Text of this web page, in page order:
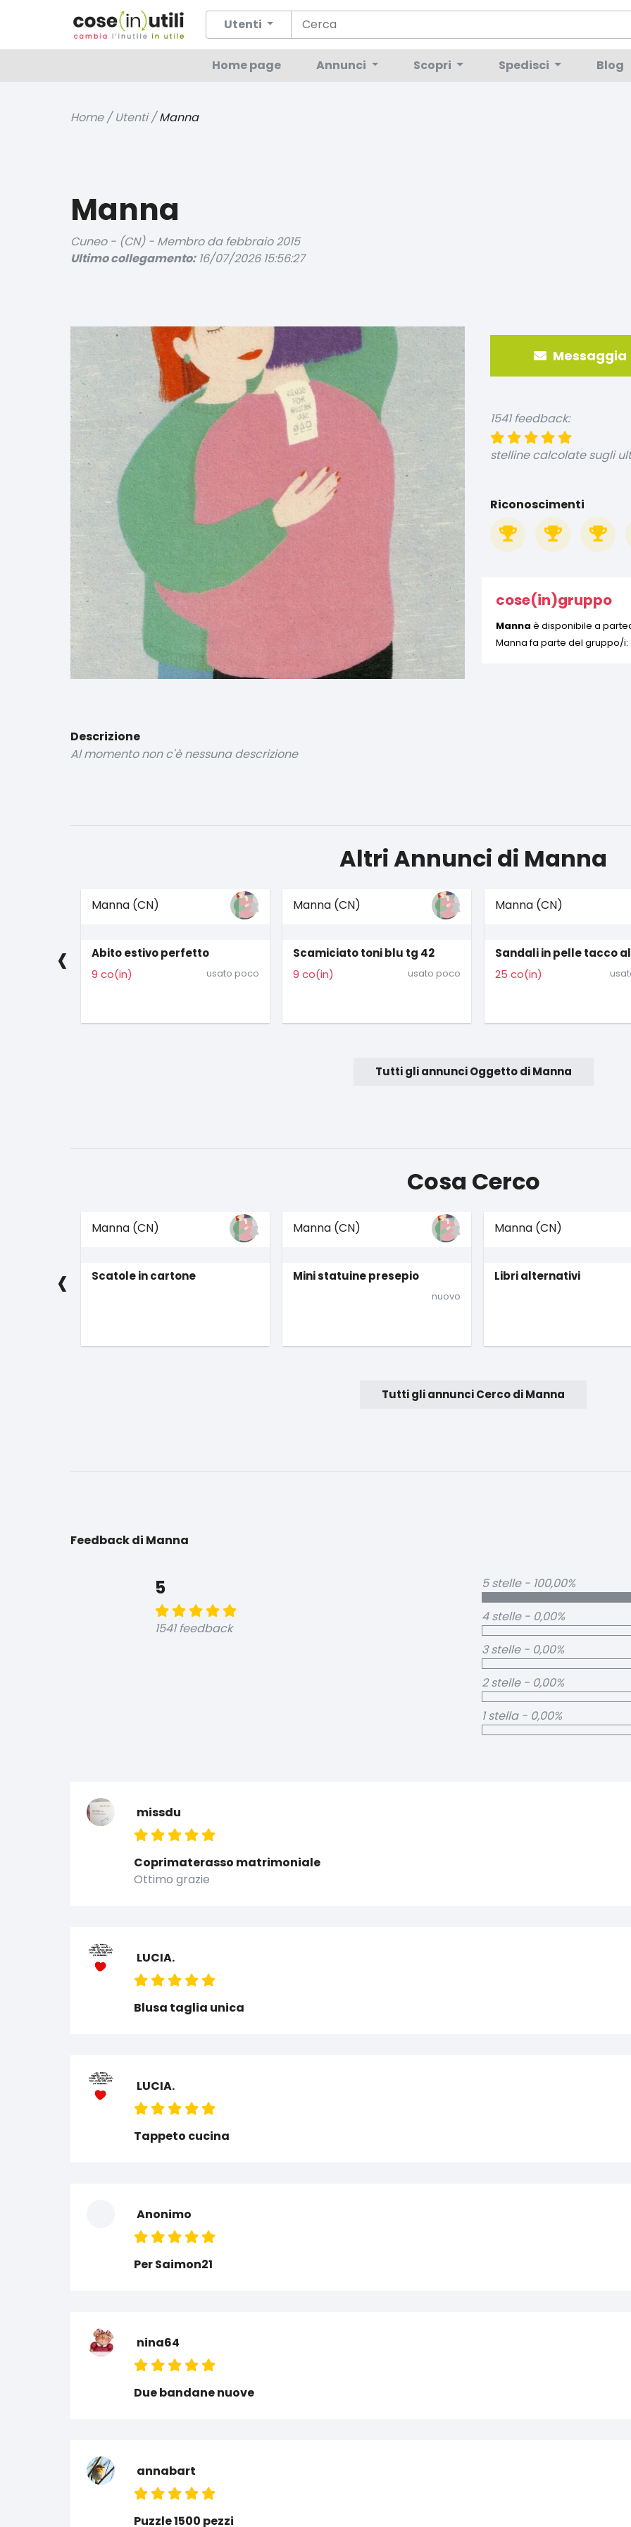
Utenti
Home page Annunci Scopri Spedisci Blog
Home / Utenti /Manna
Manna
Cuneo - (CN) - Membro da febbraio 2015
Ultimo collegamento:16/07/2026 15:56:27
Messaggia
1541 feedback:
stelline calcolate sugli
Riconoscimenti
cose(in)gruppo
Manna è disponibile a
Manna fa parte del gruppo/i:
Descrizione
Al momento non c'è nessuna descrizione
Altri Annunci di Manna
Manna (CN)
Scamiciato toni blu tg 42
9 co(in)
usato poco
Manna (CN)
Sandali in pelle tacco alto
25 co(in)
usato poco
Manna (CN)
Libro in regalo
‹
Tutti gli annunci Oggetto di Manna
Cosa Cerco
Manna (CN)
Mini statuine presepio
Manna (CN)
Libri alternativi
nuovo
Manna (CN)
Festa Mobile
‹
Tutti gli annunci Cerco di Manna
Feedback di Manna
5
1541 feedback
5 stelle - 100,00%
4 stelle - 0,00%
3 stelle - 0,00%
2 stelle - 0,00%
1 stella - 0,00%
missdu
Coprimaterasso matrimoniale
Ottimo grazie
LUCIA.
Blusa taglia unica
LUCIA.
Tappeto cucina
Anonimo
Per Saimon21
nina64
Due bandane nuove
annabart
Puzzle 1500 pezzi